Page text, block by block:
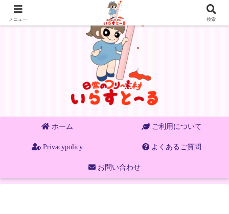
ホーム ご利用について
Privacypolicy よくあるご質問
お問い合わせ
メニュー 検索